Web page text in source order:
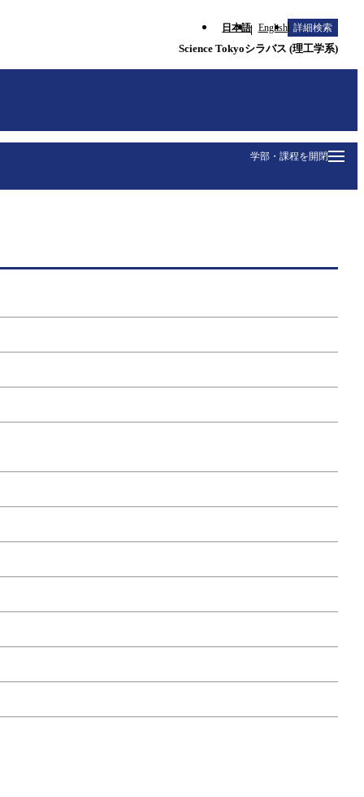
日本語 English 詳細検索
Science Tokyoシラバス (理工学系)
学部・課程を開閉